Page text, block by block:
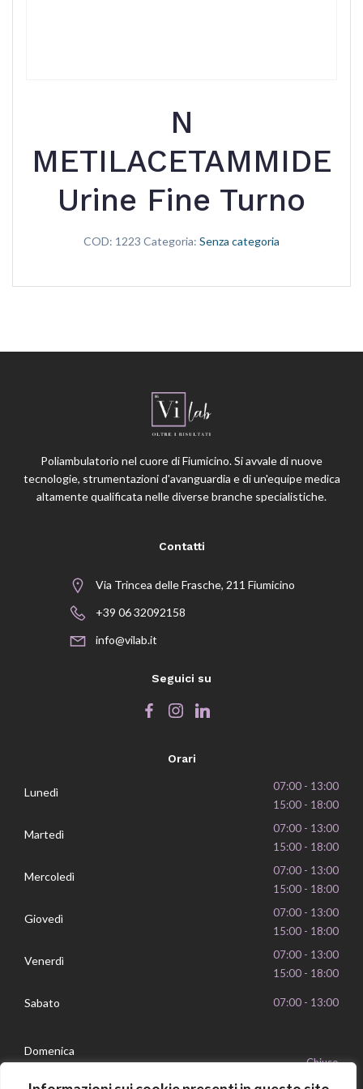
N
METILACETAMMIDE
Urine Fine Turno
COD: 1223 Categoria: Senza categoria
Poliambulatorio nel cuore di Fiumicino. Si avvale di nuove
tecnologie, strumentazioni d'avanguardia e di un'equipe medica
altamente qualificata nelle diverse branche specialistiche.
Contatti
Via Trincea delle Frasche, 211 Fiumicino
+39 06 32092158
info@vilab.it
Seguici su
Orari
Lunedì
07:00 - 13:00
15:00 - 18:00
Martedì
07:00 - 13:00
15:00 - 18:00
Mercoledì
07:00 - 13:00
15:00 - 18:00
Giovedì
07:00 - 13:00
15:00 - 18:00
Venerdì
07:00 - 13:00
15:00 - 18:00
Sabato 07:00 - 13:00
Domenica
Chiuso